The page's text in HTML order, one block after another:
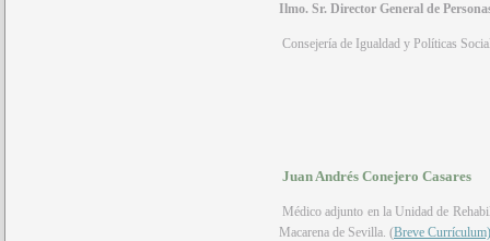
Ilmo. Sr. Director General de
Consejería de Igualdad y Políticas
Juan Andrés Conejero Casares
Médico adjunto en la Unidad de
Macarena de Sevilla. (Breve Currículum)